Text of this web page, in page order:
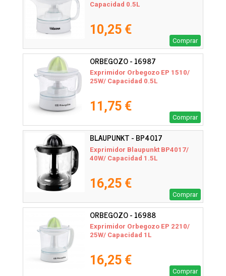
Capacidad 0.5L
10,25 €
Comprar
ORBEGOZO - 16987
Exprimidor Orbegozo EP 1510/
25W/ Capacidad 0.5L
11,75 €
Comprar
BLAUPUNKT - BP4017
Exprimidor Blaupunkt BP4017/
40W/ Capacidad 1.5L
16,25 €
Comprar
ORBEGOZO - 16988
Exprimidor Orbegozo EP 2210/
25W/ Capacidad 1L
16,25 €
Comprar